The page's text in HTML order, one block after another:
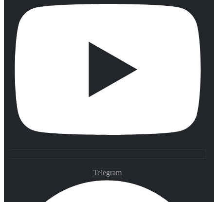
Telegram